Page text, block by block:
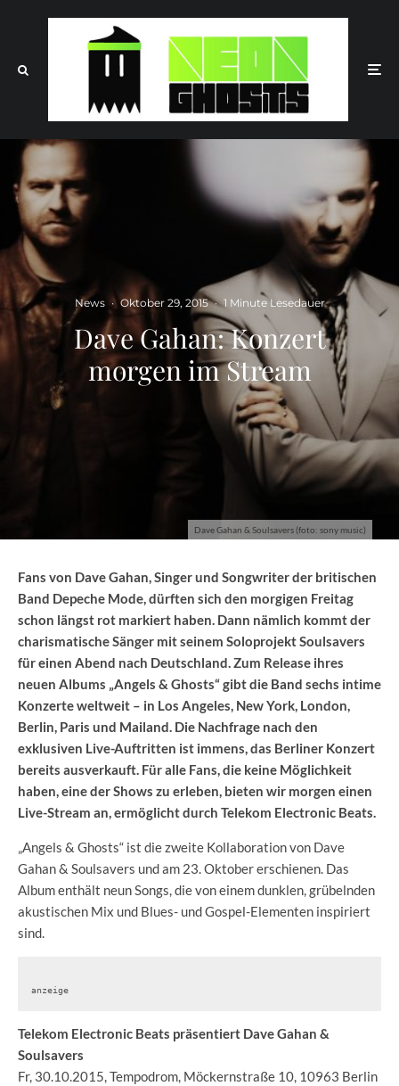
Dave Gahan & Soulsavers (foto: sony music)
News · Oktober 29, 2015 · 1 Minute Lesedauer
Dave Gahan: Konzert
morgen im Stream
Fans von Dave Gahan, Singer und Songwriter der britischen
Band Depeche Mode, dürften sich den morgigen Freitag
schon längst rot markiert haben. Dann nämlich kommt der
charismatische Sänger mit seinem Soloprojekt Soulsavers
für einen Abend nach Deutschland. Zum Release ihres
neuen Albums „Angels & Ghosts“ gibt die Band sechs intime
Konzerte weltweit – in Los Angeles, New York, London,
Berlin, Paris und Mailand. Die Nachfrage nach den
exklusiven Live-Auftritten ist immens, das Berliner Konzert
bereits ausverkauft. Für alle Fans, die keine Möglichkeit
haben, eine der Shows zu erleben, bieten wir morgen einen
Live-Stream an, ermöglicht durch Telekom Electronic Beats.
„Angels & Ghosts“ ist die zweite Kollaboration von Dave
Gahan & Soulsavers und am 23. Oktober erschienen. Das
Album enthält neun Songs, die von einem dunklen, grübelnden
akustischen Mix und Blues- und Gospel-Elementen inspiriert
sind.
anzeige
Telekom Electronic Beats präsentiert Dave Gahan &
Soulsavers
Fr, 30.10.2015, Tempodrom, Möckernstraße 10, 10963 Berlin